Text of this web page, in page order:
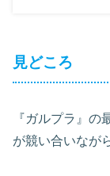
見どころ
『ガルプラ』の
が競い合いなが